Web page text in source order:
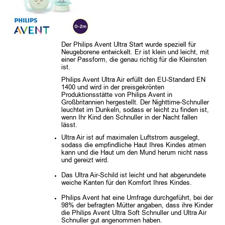
Der Philips Avent Ultra Start wurde speziell für
Neugeborene entwickelt. Er ist klein und leicht, mit
einer Passform, die genau richtig für die Kleinsten
ist.
Philips Avent Ultra Air erfüllt den EU-Standard EN
1400 und wird in der preisgekrönten
Produktionsstätte von Philips Avent in
Großbritannien hergestellt. Der Nighttime-Schnuller
leuchtet im Dunkeln, sodass er leicht zu finden ist,
wenn Ihr Kind den Schnuller in der Nacht fallen
lässt.
Ultra Air ist auf maximalen Luftstrom ausgelegt,
sodass die empfindliche Haut Ihres Kindes atmen
kann und die Haut um den Mund herum nicht nass
und gereizt wird.
Das Ultra Air-Schild ist leicht und hat abgerundete
weiche Kanten für den Komfort Ihres Kindes.
Philips Avent hat eine Umfrage durchgeführt, bei der
98% der befragten Mütter angaben, dass ihre Kinder
die Philips Avent Ultra Soft Schnuller und Ultra Air
Schnuller gut angenommen haben.